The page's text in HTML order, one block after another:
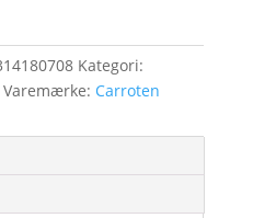
Kategori:
Varemærke: Carroten